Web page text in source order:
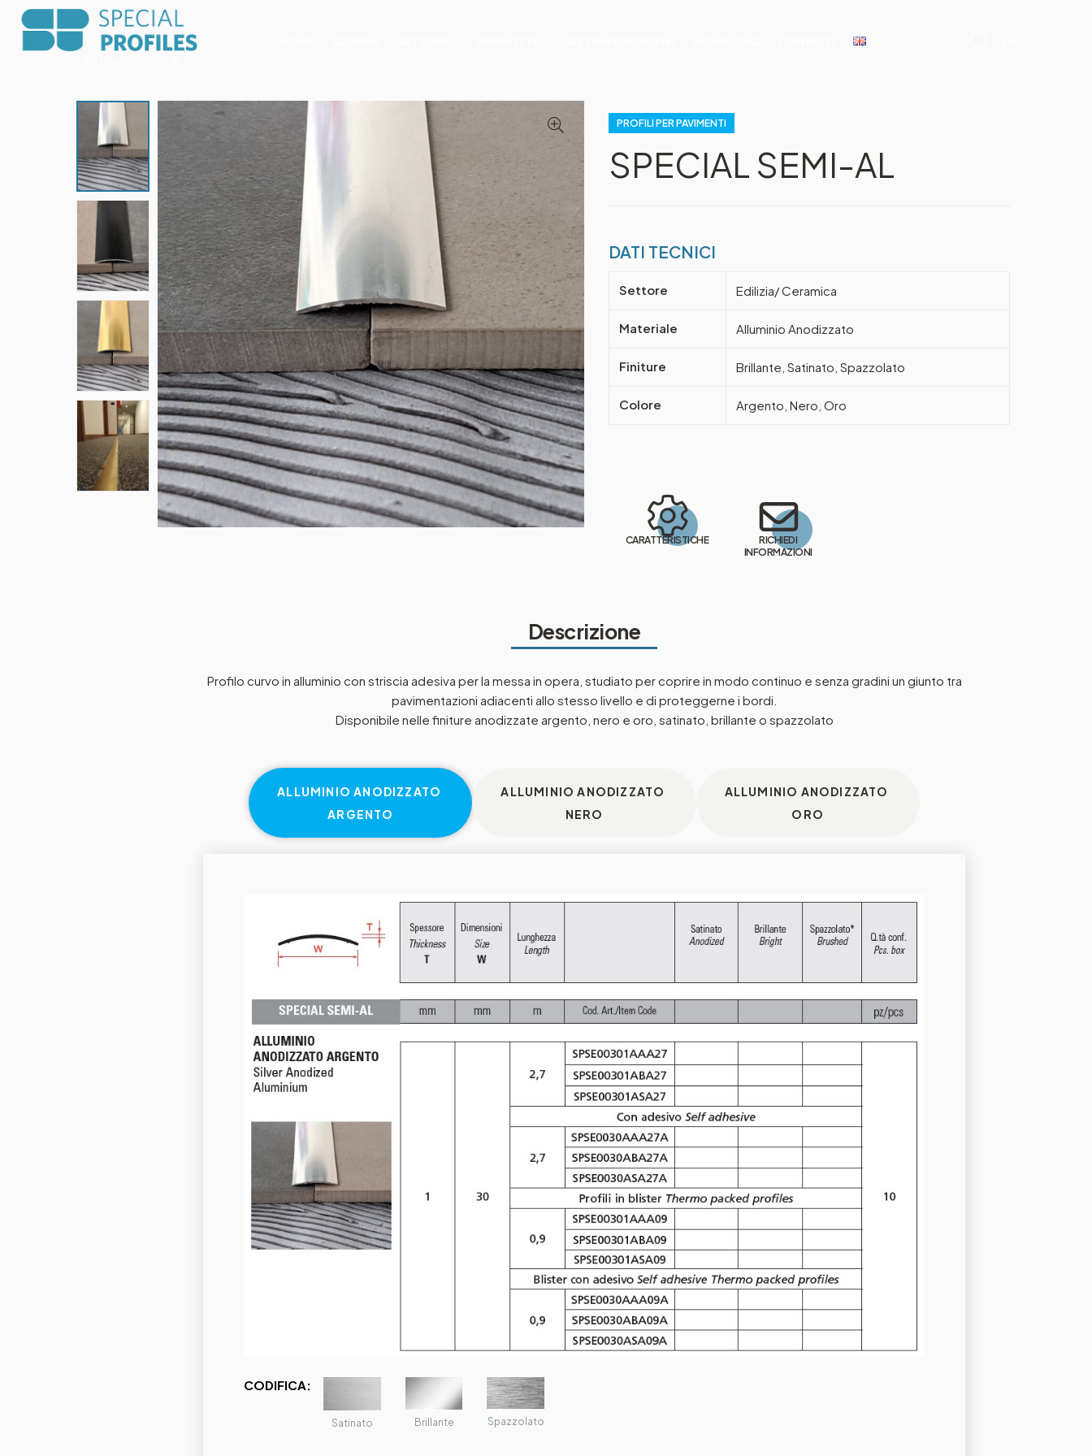
SPECIAL SEMI-AL
PROFILI PER PAVIMENTI
DATI TECNICI
Settore Edilizia/ Ceramica
Materiale Alluminio Anodizzato
Finiture Brillante, Satinato, Spazzolato
Colore Argento, Nero, Oro
CARATTERISTICHE
RICHIEDI
INFORMAZIONI
Descrizione
Profilo curvo in alluminio con striscia adesiva per la messa in opera, studiato per coprire in modo continuo e senza gradini un giunto tra
pavimentazioni adiacenti allo stesso livello e di proteggerne i bordi.
Disponibile nelle finiture anodizzate argento, nero e oro, satinato, brillante o spazzolato
ALLUMINIO ANODIZZATO
ARGENTO
ALLUMINIO ANODIZZATO
NERO
ALLUMINIO ANODIZZATO
ORO
CODIFICA:
Satinato Brillante Spazzolato